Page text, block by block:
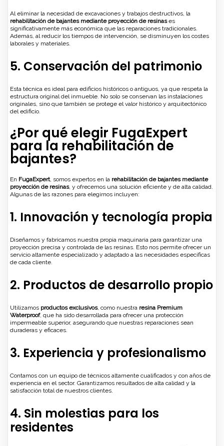
Al eliminar la necesidad de excavaciones y trabajos destructivos, la
rehabilitación de bajantes mediante proyección de resinases
significativamente más económica que las reparaciones tradicionales.
Además, al reducir los tiempos de intervención, se disminuyen los costes
laborales y materiales.
5. Conservación del patrimonio
Esta técnica es ideal para edificios históricos o antiguos, ya que respeta la
estructura original del inmueble. No solo se conservan las instalaciones
originales, sino que también se protege el valor histórico y arquitectónico
del edificio.
¿Por qué elegir FugaExpert
para la rehabilitación de
bajantes?
En FugaExpert, somos expertos en la rehabilitación de bajantes mediante
proyección de resinas, y ofrecemos una solución eficiente y de alta calidad.
Algunas de las razones para elegirnos incluyen:
1. Innovación y tecnología propia
Diseñamos y fabricamos nuestra propia maquinaria para garantizar una
proyección precisa y controlada de las resinas. Esto nos permite ofrecer un
servicio altamente especializado y adaptado a las necesidades específicas
de cada cliente.
2. Productos de desarrollo propio
Utilizamos productos exclusivos, como nuestra resina Premium
Waterproof, que ha sido desarrollada para ofrecer una protección
impermeable superior, asegurando que nuestras reparaciones sean
duraderas y eficaces.
3. Experiencia y profesionalismo
Contamos con un equipo de técnicos altamente cualificados y con años de
experiencia en el sector. Garantizamos resultados de alta calidad y la
satisfacción total de nuestros clientes.
4. Sin molestias para los
residentes